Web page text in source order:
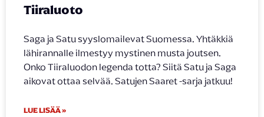
Tiiraluoto
Saga ja Satu syyslomailevat Suomessa. Yhtäkkiä
lähirannalle ilmestyy mystinen musta joutsen.
Onko Tiiraluodon legenda totta? Siitä Satu ja Saga
aikovat ottaa selvää. Satujen Saaret -sarja jatkuu!
LUE LISÄÄ »